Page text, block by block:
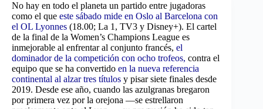
No hay en todo el planeta un partido entre jugadoras
como el que este sábado mide en Oslo al Barcelona con
el OL Lyonnes (18.00; La 1, TV3 y Disney+). El cartel
de la final de la Women’s Champions League es
inmejorable al enfrentar al conjunto francés, el
dominador de la competición con ocho trofeos, contra el
equipo que se ha convertido en la nueva referencia
continental al alzar tres títulos y pisar siete finales desde
2019. Desde ese año, cuando las azulgranas bregaron
por primera vez por la orejona —se estrellaron